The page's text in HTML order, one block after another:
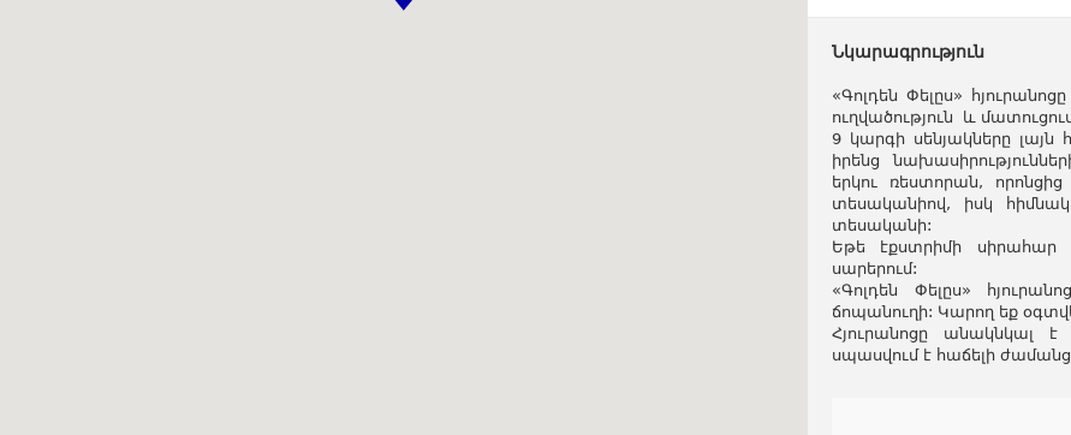
Նկարագրություն
«Գոլդեն Փելըս»
ուղվածություն և
9 կարգի սենյակները լայն
իրենց
երկու ռեստորան,
տեսականիով, իսկ
տեսականի:
Եթե էքստրիմի
սարերում:
«Գոլդեն Փելըս»
ճոպանուղի: Կարող եք
Հյուրանոցը անակնկալ
սպասվում է հաճելի ժամանց